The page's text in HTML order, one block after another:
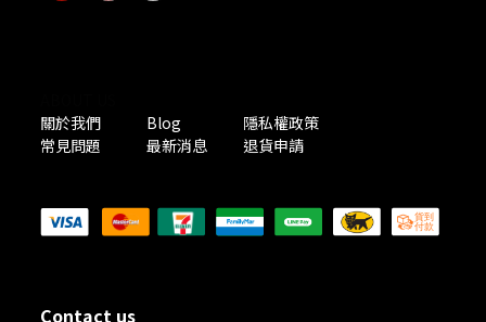
關於我們
Blog
隱私權政策
常見問題
最新消息 退貨申請
Contact us